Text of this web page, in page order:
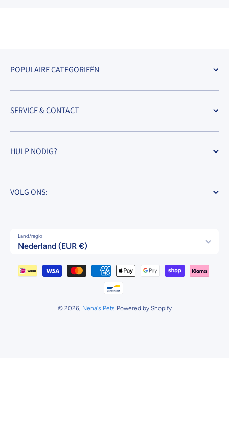
POPULAIRE CATEGORIEËN
SERVICE & CONTACT
HULP NODIG?
VOLG ONS:
Land/regio
Nederland (EUR €)
Betaalmethodes
© 2026, Nena's Pets Powered by Shopify